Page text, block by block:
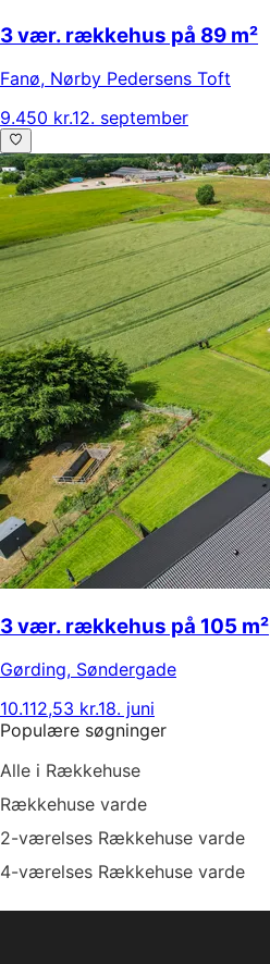
3 vær. rækkehus på 89 m²
Fanø, Nørby Pedersens Toft
9.450 kr.12. september
3 vær. rækkehus på 105 m²
Gørding, Søndergade
10.112,53 kr.18. juni
Populære søgninger
Alle i Rækkehuse
Rækkehuse varde
2-værelses Rækkehuse varde
4-værelses Rækkehuse varde